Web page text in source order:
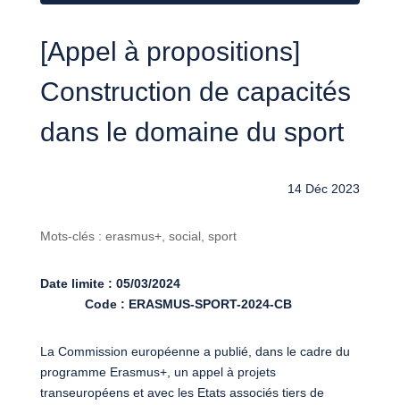
[Appel à propositions]
Construction de capacités
dans le domaine du sport
14 Déc 2023
Mots-clés : erasmus+, social, sport
Date limite : 05/03/2024
Code : ERASMUS-SPORT-2024-CB
La Commission européenne a publié, dans le cadre du
programme Erasmus+, un appel à projets
transeuropéens et avec les Etats associés tiers de